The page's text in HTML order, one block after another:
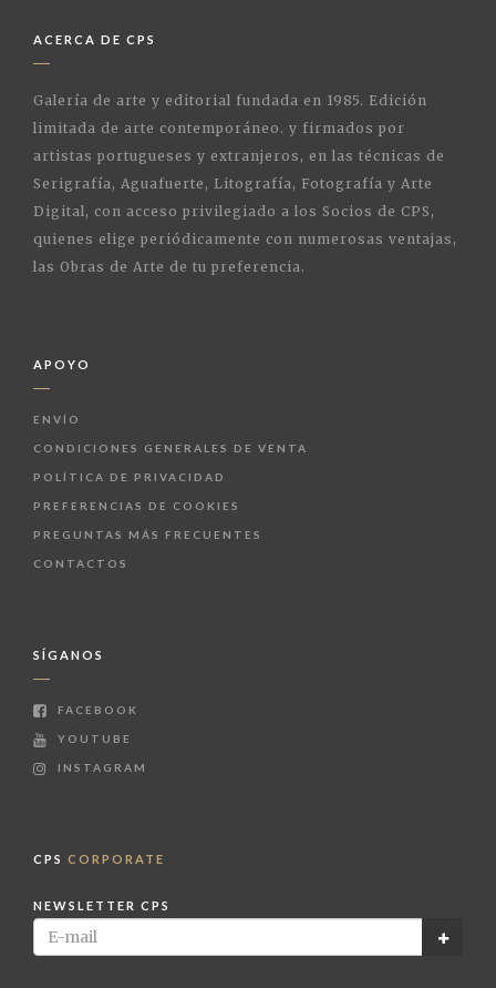
ACERCA DE CPS
Galería de arte y editorial fundada en 1985. Edición
limitada de arte contemporáneo. y firmados por
artistas portugueses y extranjeros, en las técnicas de
Serigrafía, Aguafuerte, Litografía, Fotografía y Arte
Digital, con acceso privilegiado a los Socios de CPS,
quienes elige periódicamente con numerosas ventajas,
las Obras de Arte de tu preferencia.
APOYO
ENVÍO
CONDICIONES GENERALES DE VENTA
POLÍTICA DE PRIVACIDAD
PREFERENCIAS DE COOKIES
PREGUNTAS MÁS FRECUENTES
CONTACTOS
SÍGANOS
FACEBOOK
YOUTUBE
INSTAGRAM
CPS CORPORATE
NEWSLETTER CPS